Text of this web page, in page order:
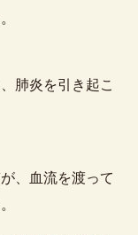
肺炎を引き起こ
、血流を渡って